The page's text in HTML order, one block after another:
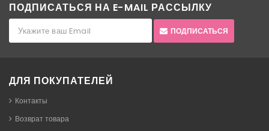
ПОДПИСАТЬСЯ НА E-MAIL РАССЫЛКУ
ПОДПИСАТЬСЯ
ДЛЯ ПОКУПАТЕЛЕЙ
Контакты
Возврат товара